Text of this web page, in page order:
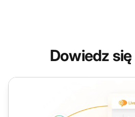
Dowiedz
Web Helpdesk